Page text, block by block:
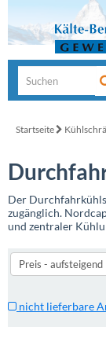
Startseite
Der
zugänglich.
und zentraler
nicht lieferbare